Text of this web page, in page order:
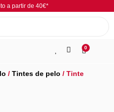
a partir de 40€*
0
/ Tintes de pelo / Tinte